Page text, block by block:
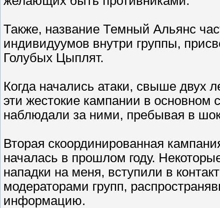
Также, название Темный Альянс
индивидуумов внутри группы,
Голубых Цыплят.
Когда начались атаки, свыше двух
эти жестокие кампании в основном
наблюдали за ними, пребывая в
Вторая скоординированная
началась в прошлом году.
нападки на меня, вступили в
модераторами групп,
информацию.